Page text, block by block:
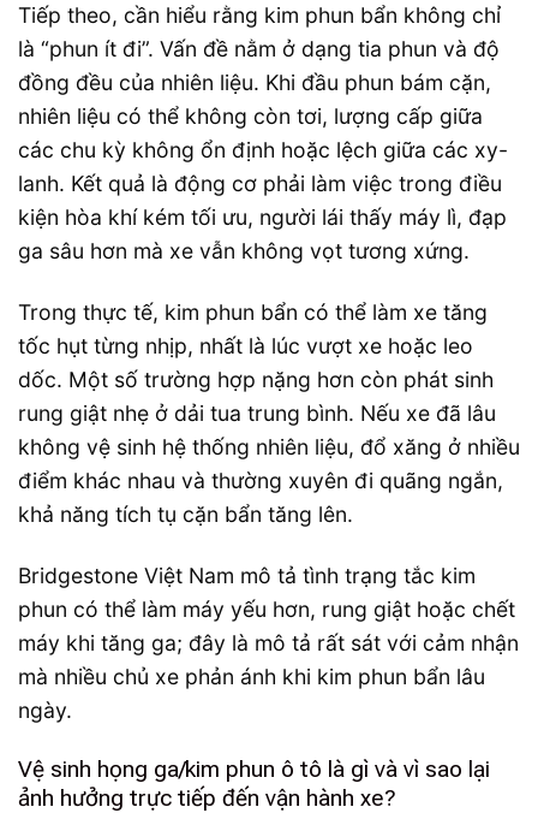
Tiếp theo, cần hiểu rằng kim phun bẩn không chỉ
là “phun ít đi”. Vấn đề nằm ở dạng tia phun và độ
đồng đều của nhiên liệu. Khi đầu phun bám cặn,
nhiên liệu có thể không còn tơi, lượng cấp giữa
các chu kỳ không ổn định hoặc lệch giữa các xy-
lanh. Kết quả là động cơ phải làm việc trong điều
kiện hòa khí kém tối ưu, người lái thấy máy lì, đạp
ga sâu hơn mà xe vẫn không vọt tương xứng.
Trong thực tế, kim phun bẩn có thể làm xe tăng
tốc hụt từng nhịp, nhất là lúc vượt xe hoặc leo
dốc. Một số trường hợp nặng hơn còn phát sinh
rung giật nhẹ ở dải tua trung bình. Nếu xe đã lâu
không vệ sinh hệ thống nhiên liệu, đổ xăng ở nhiều
điểm khác nhau và thường xuyên đi quãng ngắn,
khả năng tích tụ cặn bẩn tăng lên.
Bridgestone Việt Nam mô tả tình trạng tắc kim
phun có thể làm máy yếu hơn, rung giật hoặc chết
máy khi tăng ga; đây là mô tả rất sát với cảm nhận
mà nhiều chủ xe phản ánh khi kim phun bẩn lâu
ngày.
Vệ sinh họng ga/kim phun ô tô là gì và vì sao lại
ảnh hưởng trực tiếp đến vận hành xe?